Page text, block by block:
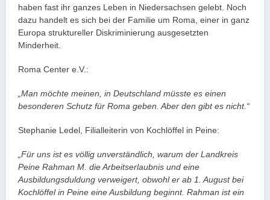
haben fast ihr ganzes Leben in Niedersachsen gelebt. Noch
dazu handelt es sich bei der Familie um Roma, einer in ganz
Europa struktureller Diskriminierung ausgesetzten
Minderheit.
Roma Center e.V.:
„Man möchte meinen, in Deutschland müsste es einen
besonderen Schutz für Roma geben. Aber den gibt es nicht.“
Stephanie Ledel, Filialleiterin von Kochlöffel in Peine:
„Für uns ist es völlig unverständlich, warum der Landkreis
Peine Rahman M. die Arbeitserlaubnis und eine
Ausbildungsduldung verweigert, obwohl er ab 1. August bei
Kochlöffel in Peine eine Ausbildung beginnt. Rahman ist ein